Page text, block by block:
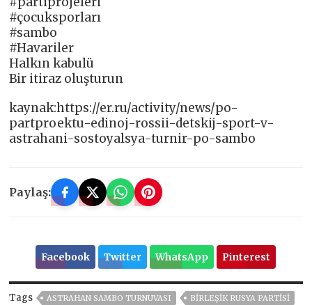
#çocuksporları
#sambo
#Havariler
Halkın kabulü
Bir itiraz oluşturun
kaynak:https://er.ru/activity/news/po-
partproektu-edinoj-rossii-detskij-sport-v-
astrahani-sostoyalsya-turnir-po-sambo
Paylaş:
Facebook Twitter WhatsApp Pinterest
Tags ASTRAHAN SAMBO TURNUVASI
BIRLEŞIK RUSYA PARTISI